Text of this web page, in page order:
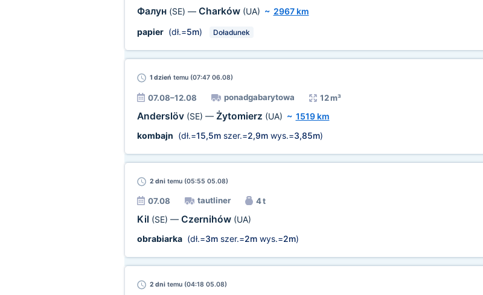
Фалун (SE) — Charków (UA) ~ 2967 km
papier(dł.=5m) Doładunek
1 dzień temu (07:47 06.08)
07.08–12.08 ponadgabarytowa 12 m³
Anderslöv (SE) — Żytomierz (UA) ~ 1519 km
kombajn (dł.=15,5mszer.=2,9mwys.=3,85m)
2 dnitemu (05:55 05.08)
07.08 tautliner 4 t
Kil (SE) — Czernihów (UA)
obrabiarka(dł.=3mszer.=2mwys.=2m)
2 dnitemu (04:18 05.08)